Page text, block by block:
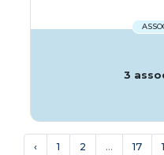
3
‹ 1 2 ... 17